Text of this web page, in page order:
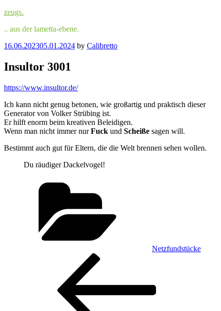
Skip
content
zeugs.
.. aus der lametta-ebene.
Posted
16.06.202305.01.2024 by Calibretto
Insultor 3001
https://www.insultor.de/
Ich kann nicht genug betonen, wie großartig und praktisch dieser
Generator von Volker Strübing ist.
Er hilft enorm beim kreativen Beleidigen.
Wenn man nicht immer nurFuck und Scheiße sagen will.
Bestimmt auch gut für Eltern, die die Welt brennen sehen wollen.
Du räudiger Dackel­vogel!
Netzfundstücke